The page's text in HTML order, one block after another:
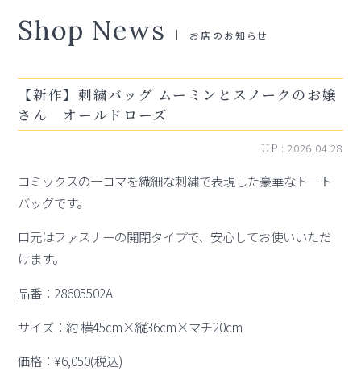
Shop News お店のお知らせ
【新作】刺繍バッグ ムーミンとスノークのお嬢
さん オールドローズ
UP :2026.04.28
コミックスの一コマを繊細な刺繍で表現した豪華なトート
バッグです。
口元はファスナーの開閉タイプで、安心してお使いいただ
けます。
品番：28605502A
サイズ：約 横45cm×縦36cm×マチ20cm
価格：¥6,050(税込)